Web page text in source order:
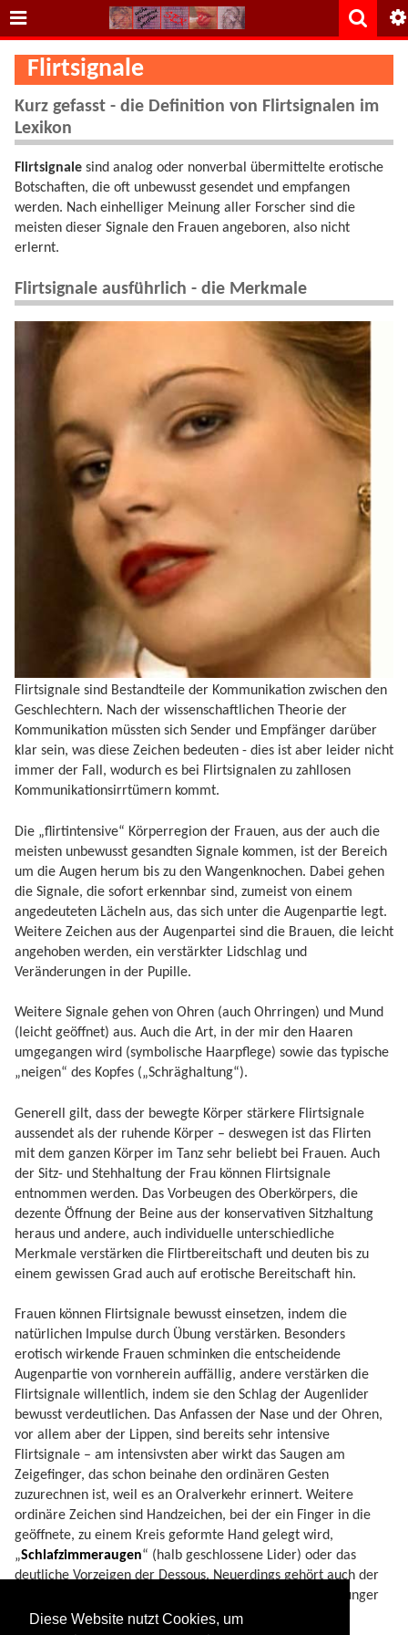
Diese Website nutzt Cookies, um
Flirtsignale
Kurz gefasst - die Definition von Flirtsignalen im
Lexikon
Flirtsignale sind analog oder nonverbal übermittelte erotische
Botschaften, die oft unbewusst gesendet und empfangen
werden. Nach einhelliger Meinung aller Forscher sind die
meisten dieser Signale den Frauen angeboren, also nicht
erlernt.
Flirtsignale ausführlich - die Merkmale
Flirtsignale sind Bestandteile der Kommunikation zwischen den
Geschlechtern. Nach der wissenschaftlichen Theorie der
Kommunikation müssten sich Sender und Empfänger darüber
klar sein, was diese Zeichen bedeuten - dies ist aber leider nicht
immer der Fall, wodurch es bei Flirtsignalen zu zahllosen
Kommunikationsirrtümern kommt.
Die „flirtintensive“ Körperregion der Frauen, aus der auch die
meisten unbewusst gesandten Signale kommen, ist der Bereich
um die Augen herum bis zu den Wangenknochen. Dabei gehen
die Signale, die sofort erkennbar sind, zumeist von einem
angedeuteten Lächeln aus, das sich unter die Augenpartie legt.
Weitere Zeichen aus der Augenpartei sind die Brauen, die leicht
angehoben werden, ein verstärkter Lidschlag und
Veränderungen in der Pupille.
Weitere Signale gehen von Ohren (auch Ohrringen) und Mund
(leicht geöffnet) aus. Auch die Art, in der mir den Haaren
umgegangen wird (symbolische Haarpflege) sowie das typische
„neigen“ des Kopfes („Schräghaltung“).
Generell gilt, dass der bewegte Körper stärkere Flirtsignale
aussendet als der ruhende Körper – deswegen ist das Flirten
mit dem ganzen Körper im Tanz sehr beliebt bei Frauen. Auch
der Sitz- und Stehhaltung der Frau können Flirtsignale
entnommen werden. Das Vorbeugen des Oberkörpers, die
dezente Öffnung der Beine aus der konservativen Sitzhaltung
heraus und andere, auch individuelle unterschiedliche
Merkmale verstärken die Flirtbereitschaft und deuten bis zu
einem gewissen Grad auch auf erotische Bereitschaft hin.
Frauen können Flirtsignale bewusst einsetzen, indem die
natürlichen Impulse durch Übung verstärken. Besonders
erotisch wirkende Frauen schminken die entscheidende
Augenpartie von vornherein auffällig, andere verstärken die
Flirtsignale willentlich, indem sie den Schlag der Augenlider
bewusst verdeutlichen. Das Anfassen der Nase und der Ohren,
vor allem aber der Lippen, sind bereits sehr intensive
Flirtsignale – am intensivsten aber wirkt das Saugen am
Zeigefinger, das schon beinahe den ordinären Gesten
zuzurechnen ist, weil es an Oralverkehr erinnert. Weitere
ordinäre Zeichen sind Handzeichen, bei der ein Finger in die
geöffnete, zu einem Kreis geformte Hand gelegt wird,
„Schlafzimmeraugen“ (halb geschlossene Lider) oder das
deutliche Vorzeigen der Dessous. Neuerdings gehört auch der
simulierte „Lesbenkuss“ zum Flirtrepertoire besonders junger
Frauen.